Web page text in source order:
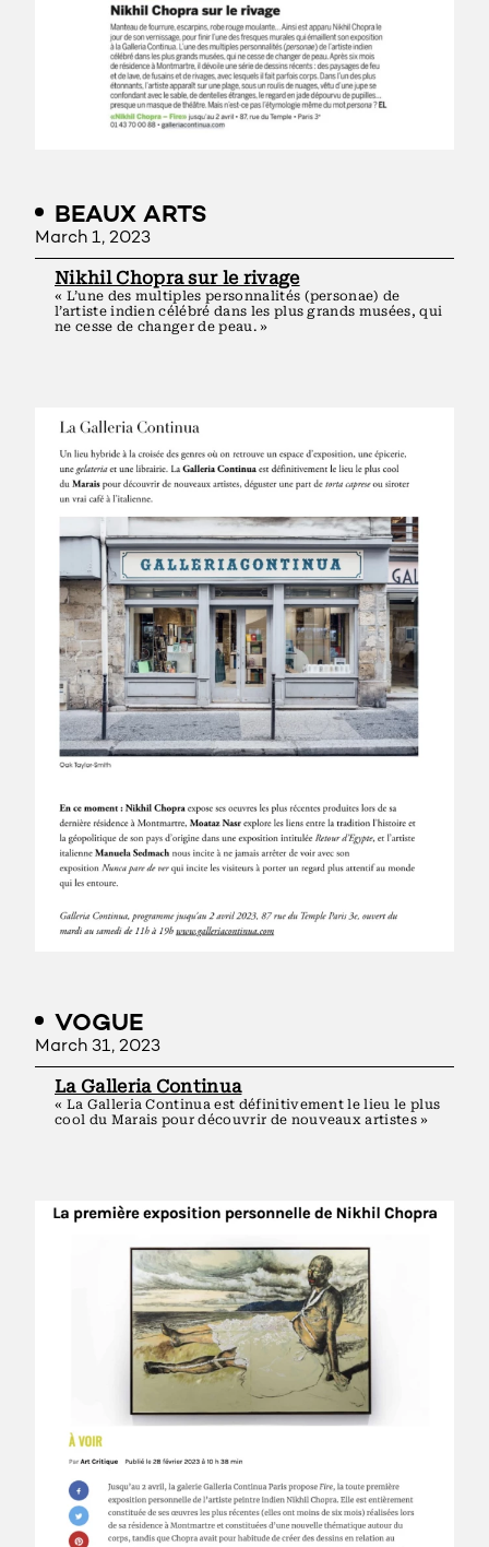
BEAUX ARTS
March 1, 2023
Nikhil Chopra sur le rivage
« L’une des multiples personnalités (personae) de
l’artiste indien célébré dans les plus grands musées, qui
ne cesse de changer de peau. »
VOGUE
March 31, 2023
La Galleria Continua
« La Galleria Continua est définitivement le lieu le plus
cool du Marais pour découvrir de nouveaux artistes »